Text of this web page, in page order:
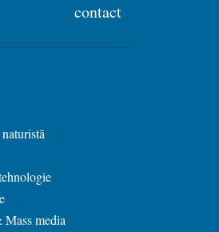
contact
media